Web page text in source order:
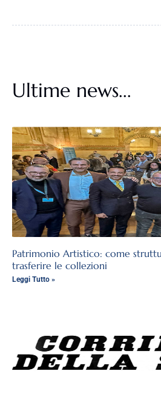
Ultime news...
Patrimonio Artistico: come
trasferire le collezioni
Leggi Tutto »